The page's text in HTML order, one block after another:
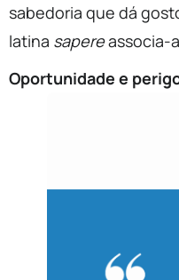
sabedoria que dá
latina sapereassocia-
Oportunidade e